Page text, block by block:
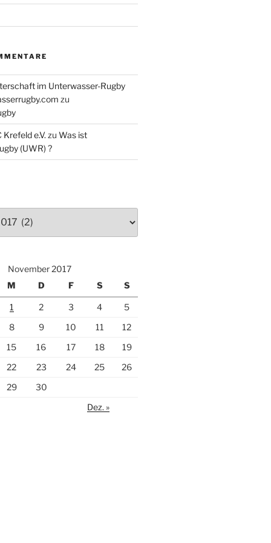
Rugby Abteilung auf Facebook
im Unterwasser-Rugby
zu
Krefeld e.V. zu Was ist
(UWR) ?
November 2017
M D F S S
1 2 3 4
5
8 9 10 11
12
15 16 17 18
19
22 23 24 25
26
29
30
Dez. »